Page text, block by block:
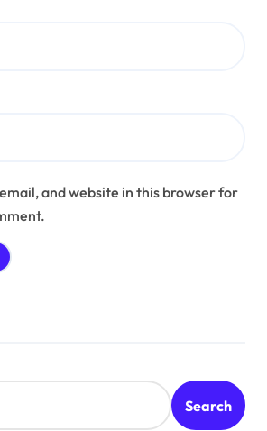
and website in this browser for
Search